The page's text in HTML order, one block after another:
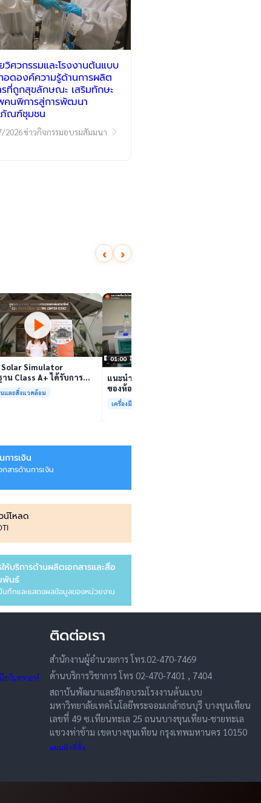
วิศวกรรมและโรงงานต้นแบบ
อดองค์ความรู้ด้านการผลิต
รที่ถูกสุขลักษณะ เสริมทักษะ
คนพิการสู่การพัฒนา
ณฑ์ชุมชน
2026ข่าวกิจกรรมอบรมสัมมนา
‹ ›
เล่นวิดีโอ
Solar Simulator
น Class A+ ได้รับการ
มาตรฐาน ISO/IEC17025
ห้บริการแล้ว
และสิ่งแวดล้อม
01:00
แนะนำเครื่องมือวิเคราะห์ทดสอบ
ของห้องปฏิบัติการกลางเพื่อการ
วิเคราะห์กระบวนการและสิ่ง
แวดล้อม สรบ.มจธ.
เครื่องมือและการวิเคราะห์ทดสอบ
การเงิน
กสารด้านการเงิน
น์โหลด
ให้บริการด้านผลิตเอกสารและสื่อ
พันธ์
นทึกและแสดงผลข้อมูลของหน่วยงาน
อวิเคราะห์
ติดต่อเรา
สำนักงานผู้อำนวยการ โทร.02-470-7469
ด้านบริการวิชาการ โทร 02-470-7401 , 7404
สถาบันพัฒนาและฝึกอบรมโรงงานต้นแบบ
มหาวิทยาลัยเทคโนโลยีพระจอมเกล้าธนบุรี บางขุนเทียน
เลขที่ 49 ซ.เทียนทะเล 25 ถนนบางขุนเทียน-ชายทะเล
แขวงท่าข้าม เขตบางขุนเทียน กรุงเทพมหานคร 10150
แผนผังที่ตั้ง